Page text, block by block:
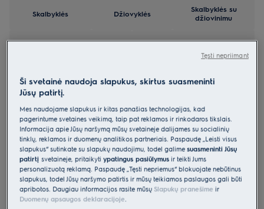
Skalbyklės Džiovyklės
Skalbyklės su
džiovinimu
Garų lyginimo sistemos Lygintuvai
Ši svetainė naudoja slapukus, skirtus suasmeninti
Jūsų patirtį.
Mes naudojame slapukus ir kitas panašias technologijas, kad
pagerintume svetainės veikimą, taip pat reklamos ir rinkodaros tikslais.
Informacija apie Jūsų naršymą mūsų svetainėje dalijamės su socialinių
tinklų, reklamos ir duomenų analitikos partneriais. Paspaudę „Leisti visus
slapukus“ sutinkate su slapukų naudojimu, todėl galimesuasmeninti Jūsų
patirtįsvetainėje, pritaikytiypatingus pasiūlymus ir teikti Jums
personalizuotą reklamą. Paspaudę „Tęsti nepriėmus“ blokuojate nebūtinus
slapukus, todėl Jūsų naršymo patirtis ir mūsų teikiamos paslaugos gali būti
apribotos. Daugiau informacijos rasite mūsų Slapukų pranešime ir
Duomenų apsaugos deklaracijoje.
Tęsti nepriimant